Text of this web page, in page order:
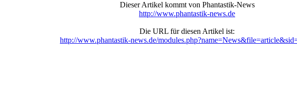
Dieser Artikel kommt von Phantastik-News
http://www.phantastik-news.de
Die URL für diesen Artikel ist:
http://www.phantastik-news.de/